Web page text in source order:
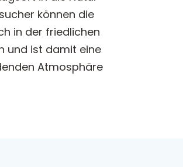
können die
in der friedlichen
und ist damit eine
Atmosphäre